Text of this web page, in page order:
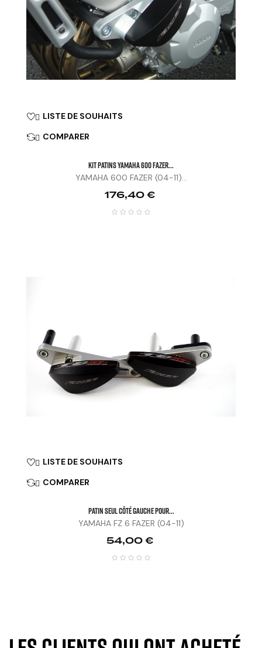
 LISTE DE SOUHAITS
 COMPARER
KIT PATINS YAMAHA 600 FAZER...
YAMAHA 600 FAZER (04-11)...
Prix
176,40 €
 LISTE DE SOUHAITS
 COMPARER
Patin Seul Côté Gauche Pour...
YAMAHA FZ 6 FAZER (04-11)
Prix
54,00 €